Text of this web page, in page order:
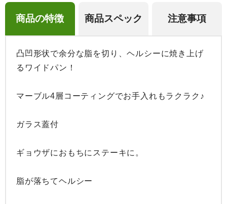
商品の特徴 商品スペック 注意事項
凸凹形状で余分な脂を切り、ヘルシーに焼き上げ
るワイドパン！
マーブル4層コーティングでお手入れもラクラク♪
ガラス蓋付
ギョウザにおもちにステーキに。
脂が落ちてヘルシー